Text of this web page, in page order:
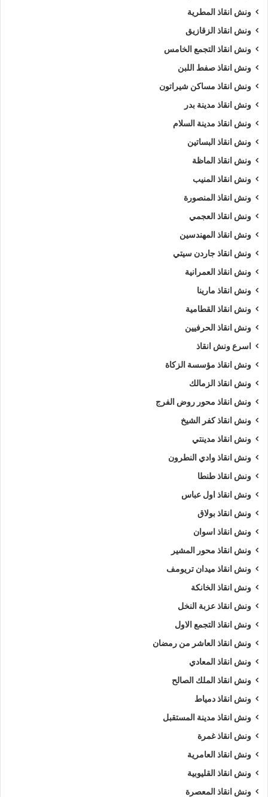
ونش انقاذ المطرية
ونش انقاذ الزقازيق
ونش انقاذ التجمع الخامس
ونش انقاذ صفط اللبن
ونش انقاذ مساكن شيراتون
ونش انقاذ مدينة بدر
ونش انقاذ مدينة السلام
ونش انقاذ البساتين
ونش انقاذ الماظة
ونش انقاذ المنيب
ونش انقاذ المنصورة
ونش انقاذ العجمي
ونش انقاذ المهندسين
ونش انقاذ جاردن سيتي
ونش انقاذ العمرانية
ونش انقاذ مارينا
ونش انقاذ القطامية
ونش انقاذ الحرفيين
اسرع ونش انقاذ
ونش انقاذ مؤسسة الزكاة
ونش انقاذ الزمالك
ونش انقاذ محور روض الفرج
ونش انقاذ كفر الشيخ
ونش انقاذ مدينتي
ونش انقاذ وادي النطرون
ونش انقاذ طنطا
ونش انقاذ اول عباس
ونش انقاذ بولاق
ونش انقاذ اسوان
ونش انقاذ محور المشير
ونش انقاذ ميدان تريومف
ونش انقاذ الخانكة
ونش انقاذ عزبة النخل
ونش انقاذ التجمع الاول
ونش انقاذ العاشر من رمضان
ونش انقاذ المعادي
ونش انقاذ الملك الصالح
ونش انقاذ دمياط
ونش انقاذ مدينة المستقبل
ونش انقاذ غمرة
ونش انقاذ العامرية
ونش انقاذ القليوبية
ونش انقاذ المعصرة